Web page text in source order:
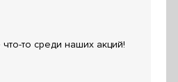
то среди наших акций!